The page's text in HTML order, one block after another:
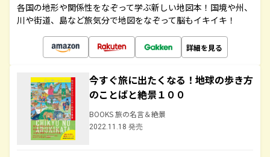
各国の地形や関係性をなぞって学ぶ新しい地図本！国境や州、
川や街道、島など旅気分で地図をなぞって脳もイキイキ！
詳細を見る
今すぐ旅に出たくなる！地球の歩き方
のことばと絶景１００
BOOKS 旅の名言＆絶景
2022.11.18 発売